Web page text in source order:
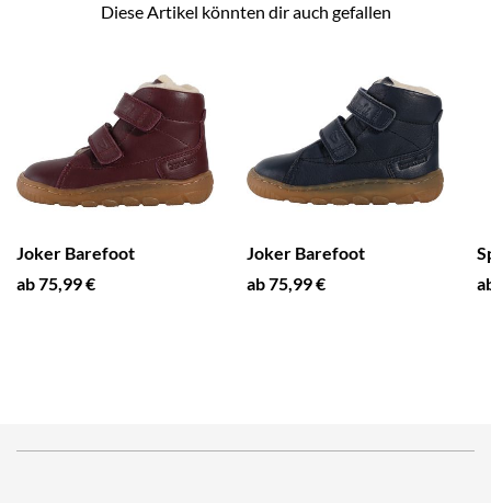
Diese Artikel könnten dir auch gefallen
Joker Barefoot
ab 75,99 €
Joker Barefoot
ab 75,99 €